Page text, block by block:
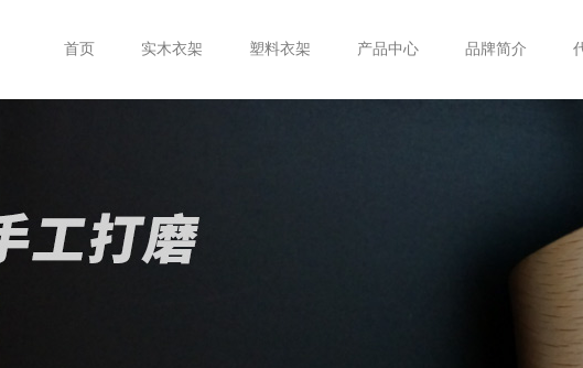
首页 实木衣架 塑料衣架 产品中心 品牌简介